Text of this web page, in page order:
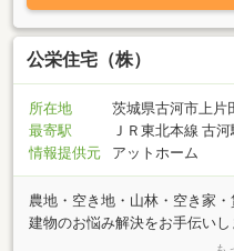
どうぞお気軽にご相談して下さ
公栄住宅（株）
所在地
茨城県古河市上片
最寄駅
ＪＲ東北本線 古河
情報提供元
アットホーム
農地・空き地・山林・空き家
建物のお悩み解決をお手伝い
ない、農地が売れない、使っ